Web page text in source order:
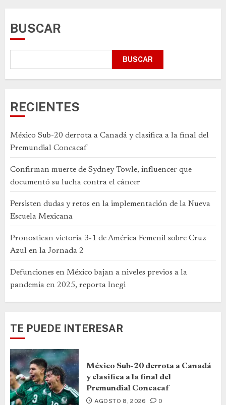
BUSCAR
BUSCAR
RECIENTES
México Sub-20 derrota a Canadá y clasifica a la final del
Premundial Concacaf
Confirman muerte de Sydney Towle, influencer que
documentó su lucha contra el cáncer
Persisten dudas y retos en la implementación de la Nueva
Escuela Mexicana
Pronostican victoria 3-1 de América Femenil sobre Cruz
Azul en la Jornada 2
Defunciones en México bajan a niveles previos a la
pandemia en 2025, reporta Inegi
TE PUEDE INTERESAR
México Sub-20 derrota a Canadá
y clasifica a la final del
Premundial Concacaf
AGOSTO 8, 2026 0